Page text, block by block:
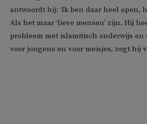
antwoordt hij: ‘Ik ben daar heel open,
Als het maar ‘lieve mensen’ zijn. Hij
probleem met islamitisch onderwijs en
voor jongens en voor meisjes, zegt hij